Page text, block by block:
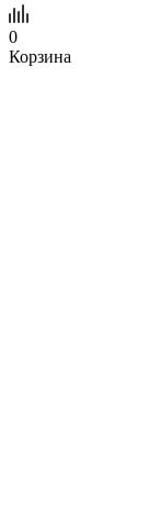
0
Корзина